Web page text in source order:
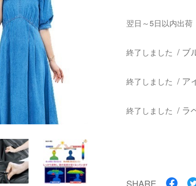
翌日～5日以内出荷
終了しました / ブ
終了しました / ア
終了しました / ラ
SHARE